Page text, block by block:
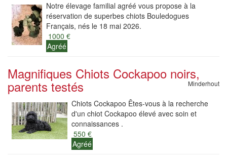
Notre élevage familial agréé vous propose à la
réservation de superbes chiots Bouledogues
Français, nés le 18 mai 2026.
1000 €
Agréé
Magnifiques Chiots Cockapoo noirs,
parents testés Minderhout
Chiots Cockapoo Êtes-vous à la recherche
d'un chiot Cockapoo élevé avec soin et
connaissances .
550 €
Agréé